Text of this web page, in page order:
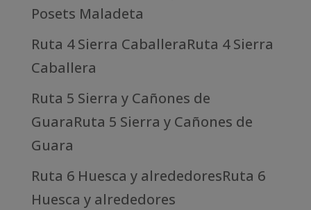
Posets Maladeta
Ruta 4 Sierra CaballeraRuta 4 Sierra
Caballera
Ruta 5 Sierra y Cañones de
GuaraRuta 5 Sierra y Cañones de
Guara
Ruta 6 Huesca y alrededoresRuta 6
Huesca y alrededores